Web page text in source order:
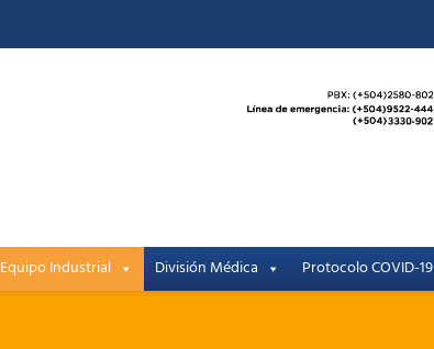
Equipo Industrial División Médica Protocolo COVID-19